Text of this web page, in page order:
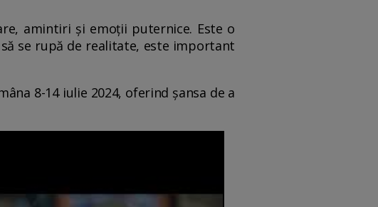
amintiri și emoții puternice. Este o
se rupă de realitate, este important
8-14 iulie 2024, oferind șansa de a